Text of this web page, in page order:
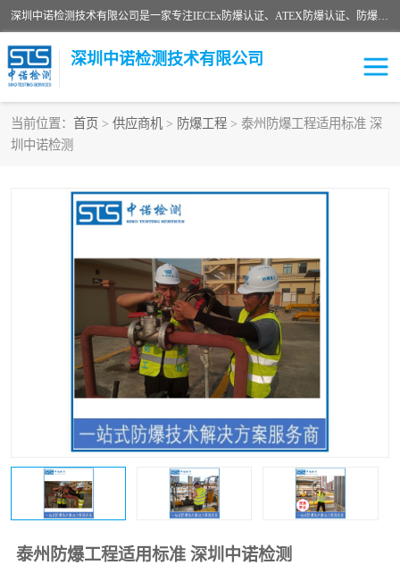
深圳中诺检测技术有限公司是一家专注IECEx防爆认证、ATEX防爆认证、防爆电气检测、防爆合格证、煤安认证等代理机构，可为客户提供从防爆设计、认证、现场检查、工程施工改造、培训等一站式服务。
深圳中诺检测技术有限公司
当前位置： 首页 > 供应商机 > 防爆工程 > 泰州防爆工程适用标准 深
圳中诺检测
泰州防爆工程适用标准 深圳中诺检测
ATEX防爆认证
防爆3C认证 现场防爆检测
IECEx防爆认证 防爆设计
防爆资质证书 各国防爆认证
防爆培训 SIL认证
防爆电气检测机构 防爆合格证代理机构